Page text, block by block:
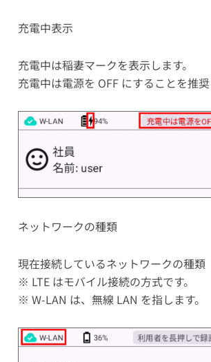
充電中表示
充電中は稲妻マークを表示します。
充電中は電源を OFF にすることを推奨
ネットワークの種類
現在接続しているネットワークの種類
※ LTE はモバイル接続の方式です。
※ W-LAN は、無線 LAN を指します。